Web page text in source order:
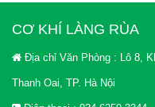
CƠ KHÍ LÀNG RÙA
Địa chỉ Văn Phòng : Lô 8,
Thanh Oai, TP. Hà Nội